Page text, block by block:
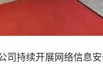
司持续开展网络信息